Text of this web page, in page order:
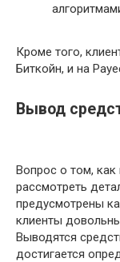
Кроме того,
Биткойн, и на
Вывод
Вопрос о том, как
рассмотреть
предусмотрены
клиенты
Выводятся
достигается